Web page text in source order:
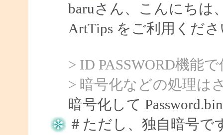
baruさん、こんにちは
ArtTips をご利用くだ
> ID PASSWORD機能
> 暗号化などの処理は
暗号化して
＃ただし、独自暗号